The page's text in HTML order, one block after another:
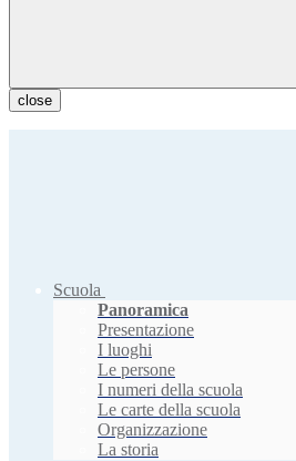
close
Scuola
Panoramica
Presentazione
I luoghi
Le persone
I numeri della scuola
Le carte della scuola
Organizzazione
La storia